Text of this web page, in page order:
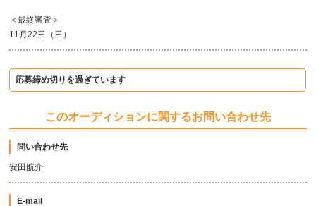
＜最終審査＞
11月22日（日）
応募締め切りを過ぎています
このオーディションに関するお問い合わせ先
問い合わせ先
安田航介
E-mail